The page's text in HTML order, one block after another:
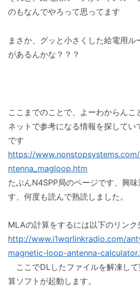
のもなんでやろって思ってます
まさか、グッと小さくした給電用
があるんかな？？？
ここまでのことで、よーわからんこ
ネットで参考になる情報を探してい
です
https://
ntenna_magloop.htm
たぶんN4SPP局のページです、興味
す、何度も読んで熟読しました。
MLAの計算をするには以下のリン
http://www.i1wqrlinkradio.com/
magnetic-loop-antenna-
ここでDLしたファイルを解凍し
算ソフトが起動します。